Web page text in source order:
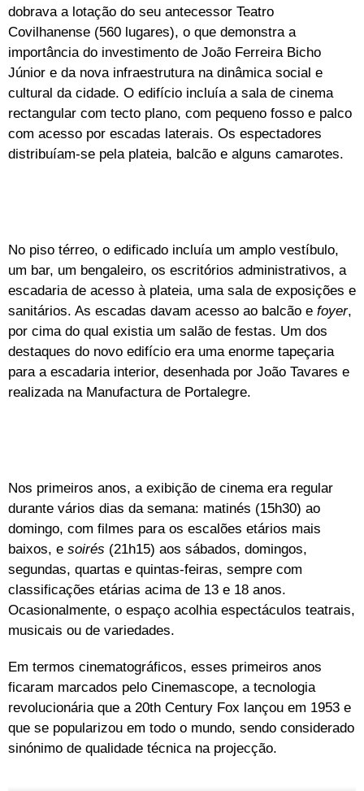
dobrava a lotação do seu antecessor Teatro
Covilhanense (560 lugares), o que demonstra a
importância do investimento de João Ferreira Bicho
Júnior e da nova infraestrutura na dinâmica social e
cultural da cidade. O edifício incluía a sala de cinema
rectangular com tecto plano, com pequeno fosso e palco
com acesso por escadas laterais. Os espectadores
distribuíam-se pela plateia, balcão e alguns camarotes.
No piso térreo, o edificado incluía um amplo vestíbulo,
um bar, um bengaleiro, os escritórios administrativos, a
escadaria de acesso à plateia, uma sala de exposições e
sanitários. As escadas davam acesso ao balcão e foyer,
por cima do qual existia um salão de festas. Um dos
destaques do novo edifício era uma enorme tapeçaria
para a escadaria interior, desenhada por João Tavares e
realizada na Manufactura de Portalegre.
Nos primeiros anos, a exibição de cinema era regular
durante vários dias da semana: matinés (15h30) ao
domingo, com filmes para os escalões etários mais
baixos, e soirés (21h15) aos sábados, domingos,
segundas, quartas e quintas-feiras, sempre com
classificações etárias acima de 13 e 18 anos.
Ocasionalmente, o espaço acolhia espectáculos teatrais,
musicais ou de variedades.
Em termos cinematográficos, esses primeiros anos
ficaram marcados pelo Cinemascope, a tecnologia
revolucionária que a 20th Century Fox lançou em 1953 e
que se popularizou em todo o mundo, sendo considerado
sinónimo de qualidade técnica na projecção.